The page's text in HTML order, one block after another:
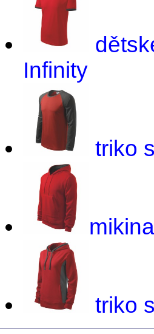
Infinity
triko
triko